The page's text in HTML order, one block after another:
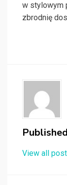
w stylowym
zbrodnię
View all